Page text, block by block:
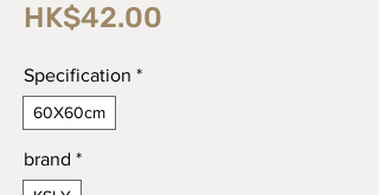
HK$42.00
Specification *
60X60cm
brand *